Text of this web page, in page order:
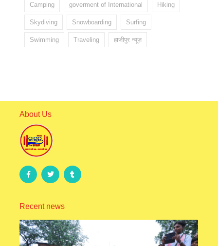
Camping goverment of International Hiking
Skydiving Snowboarding Surfing
Swimming Traveling हाजीपुर न्यूज़
About Us
Recent news